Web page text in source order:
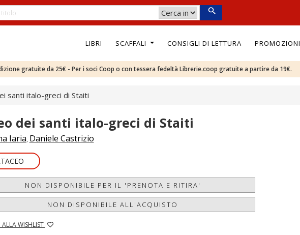
LIBRI SCAFFALI CONSIGLI DI LETTURA PROMOZIONI
gratuite da 25€ - Per i soci Coop o con tessera fedeltà Librerie.coop gratuite a partire da 19€.
santi italo-greci di Staiti
dei santi italo-greci di Staiti
Iaria, Daniele Castrizio
NON DISPONIBILE PER IL 'PRENOTA E RITIRA'
NON DISPONIBILE ALL'ACQUISTO
WISHLIST